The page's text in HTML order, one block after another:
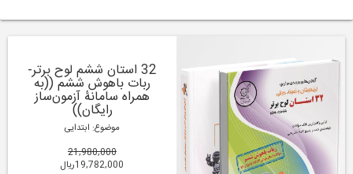
32 استان ششم لوح برتر-
ربات باهوش ششم ((به
همراه سامانۀ آزمون‌ساز
رایگان))
موضوع: ابتدایی
21,980,000
19,782,000ریال